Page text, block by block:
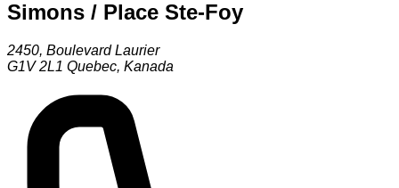
Simons / Place Ste-Foy
2450, Boulevard Laurier
G1V 2L1 Quebec, Kanada